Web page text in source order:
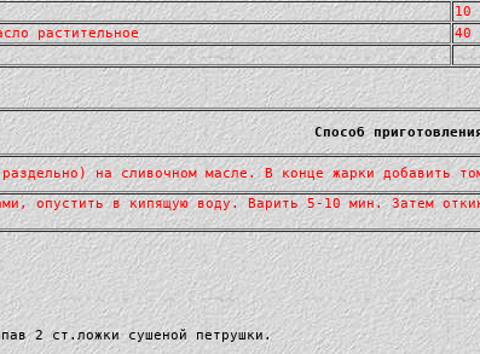
10
растительное
40
Способ
на сливочном масле. В конце жарки добавить
опустить в кипящую воду. Варить 5-10 мин. Затем
2 ст.ложки сушеной петрушки.